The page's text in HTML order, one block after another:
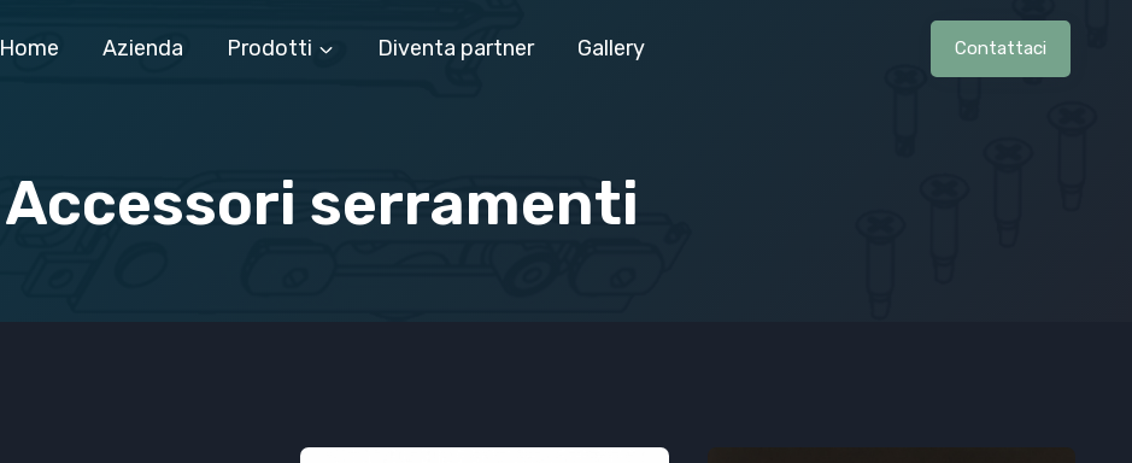
Home Azienda Prodotti Diventa partner Gallery Contattaci
Accessori serramenti